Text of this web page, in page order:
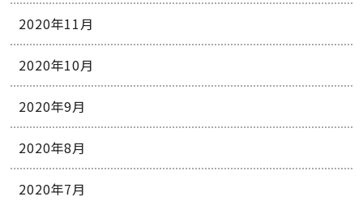
2020年11月
2020年10月
2020年9月
2020年8月
2020年7月